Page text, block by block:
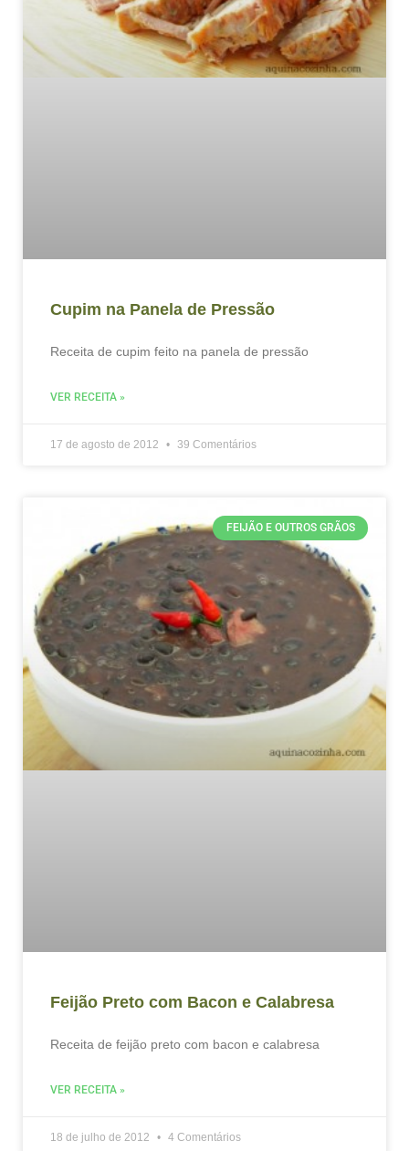
Cupim na Panela de Pressão
Receita de cupim feito na panela de pressão
VER RECEITA »
17 de agosto de 2012 39 Comentários
FEIJÃO E OUTROS GRÃOS
Feijão Preto com Bacon e Calabresa
Receita de feijão preto com bacon e calabresa
VER RECEITA »
18 de julho de 2012 4 Comentários